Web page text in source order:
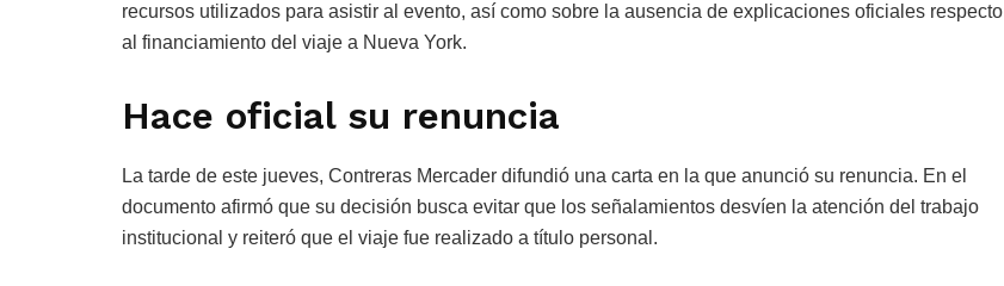
recursos utilizados para asistir al evento, así como sobre la ausencia de explicaciones oficiales respecto
al financiamiento del viaje a Nueva York.
Hace oficial su renuncia
La tarde de este jueves, Contreras Mercader difundió una carta en la que anunció su renuncia. En el
documento afirmó que su decisión busca evitar que los señalamientos desvíen la atención del trabajo
institucional y reiteró que el viaje fue realizado a título personal.